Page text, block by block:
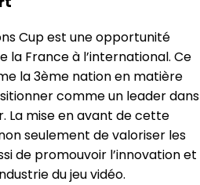
Cup est une opportunité
la France à l’international. Ce
la 3ème nation en matière
comme un leader dans
La mise en avant de cette
seulement de valoriser les
de promouvoir l’innovation et
du jeu vidéo.